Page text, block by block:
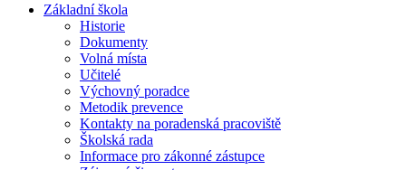
Základní škola
Historie
Dokumenty
Volná místa
Učitelé
Výchovný poradce
Metodik prevence
Kontakty na poradenská pracoviště
Školská rada
Informace pro zákonné zástupce